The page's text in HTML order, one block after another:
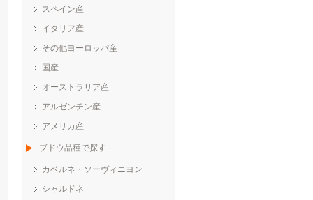
スペイン産
イタリア産
その他ヨーロッパ産
国産
オーストラリア産
アルゼンチン産
アメリカ産
ブドウ品種で探す
カベルネ・ソーヴィニヨン
シャルドネ